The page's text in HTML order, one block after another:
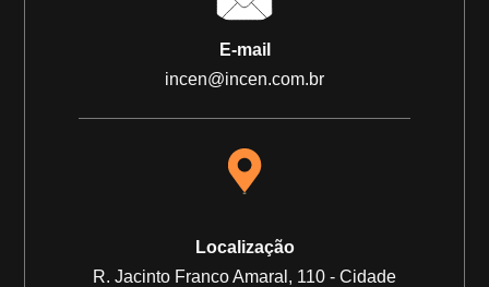
E-mail
incen@incen.com.br
Localização
R. Jacinto Franco Amaral, 110 - Cidade